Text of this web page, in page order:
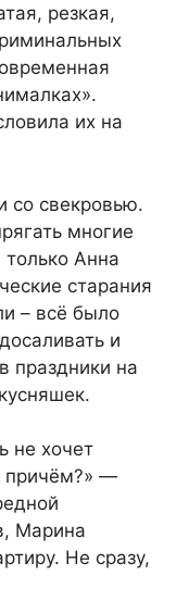
резкая,
их на
со свекровью.
многие
Анна
старания
– всё было
и
праздники на
не хочет
причём?» —
Марина
Не сразу,